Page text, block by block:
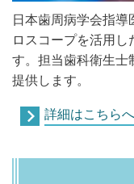
日本歯周病学会指導
ロスコープを活用し
す。担当歯科衛生士
提供します。
詳細はこちらへ